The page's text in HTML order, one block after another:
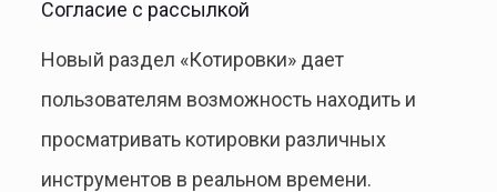
Согласие с рассылкой
Новый раздел «Котировки» дает
пользователям возможность находить и
просматривать котировки различных
инструментов в реальном времени.